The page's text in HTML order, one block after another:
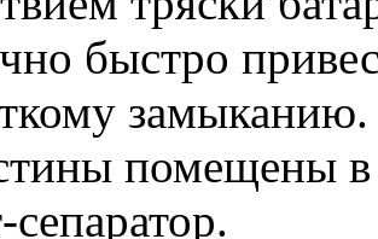
быстро
замыканию.
помещены
сепаратор.